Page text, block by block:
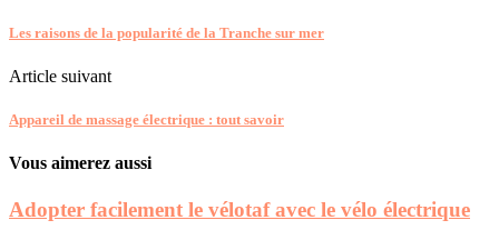
Les raisons de la popularité de la Tranche sur mer
Article suivant
Appareil de massage électrique : tout savoir
Vous aimerez aussi
Adopter facilement le vélotaf avec le vélo électrique